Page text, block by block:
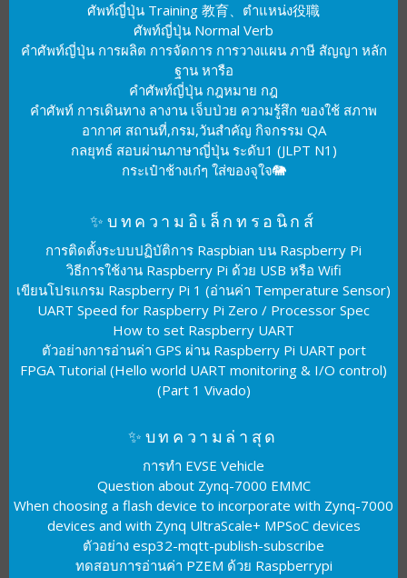
ศัพท์ญี่ปุ่น Training 教育、ตำแหน่ง役職
ศัพท์ญี่ปุ่น Normal Verb
คำศัพท์ญี่ปุ่น การผลิต การจัดการ การวางแผน ภาษี สัญญา หลัก
ฐาน หารือ
คำศัพท์ญี่ปุ่น กฎหมาย กฎ
คำศัพท์ การเดินทาง ลางาน เจ็บป่วย ความรู้สึก ของใช้ สภาพ
อากาศ สถานที่,กรม,วันสำคัญ กิจกรรม QA
กลยุทธ์ สอบผ่านภาษาญี่ปุ่น ระดับ1 (JLPT N1)
กระเป๋าช้างเก๋ๆ ใส่ของจุใจ🐘
✨บทความอิเล็กทรอนิกส์
การติดตั้งระบบปฏิบัติการ Raspbian บน Raspberry Pi
วิธีการใช้งาน Raspberry Pi ด้วย USB หรือ Wifi
เขียนโปรแกรม Raspberry Pi 1 (อ่านค่า Temperature Sensor)
UART Speed for Raspberry Pi Zero / Processor Spec
How to set Raspberry UART
ตัวอย่างการอ่านค่า GPS ผ่าน Raspberry Pi UART port
FPGA Tutorial (Hello world UART monitoring & I/O control)
(Part 1 Vivado)
✨บทความล่าสุด
การทำ EVSE Vehicle
Question about Zynq-7000 EMMC
When choosing a flash device to incorporate with Zynq-7000
devices and with Zynq UltraScale+ MPSoC devices
ตัวอย่าง esp32-mqtt-publish-subscribe
ทดสอบการอ่านค่า PZEM ด้วย Raspberrypi